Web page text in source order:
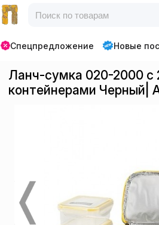
Спецпредложение Новые
Ланч-сумка 020-2000 с
контейнерами Черный|